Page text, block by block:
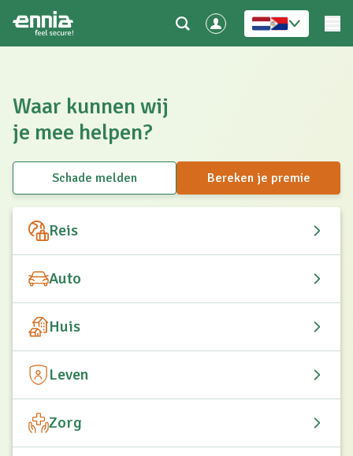
Waar kunnen wij
je mee helpen?
Schade melden Bereken je premie
Reis
Auto
Huis
Leven
Zorg